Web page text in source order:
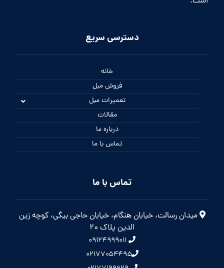
دسترسی سریع
خانه
فروش مبل
تعمیرات مبل
مقالات
درباره ما
تماس با ما
تماس با ما
میدان رسالت، خیابان هنگام، خیابان حاجی بیگی، کوچه زین
الدین پلاک 20
۰۲۱۷۷۰۵۴۴۹۵